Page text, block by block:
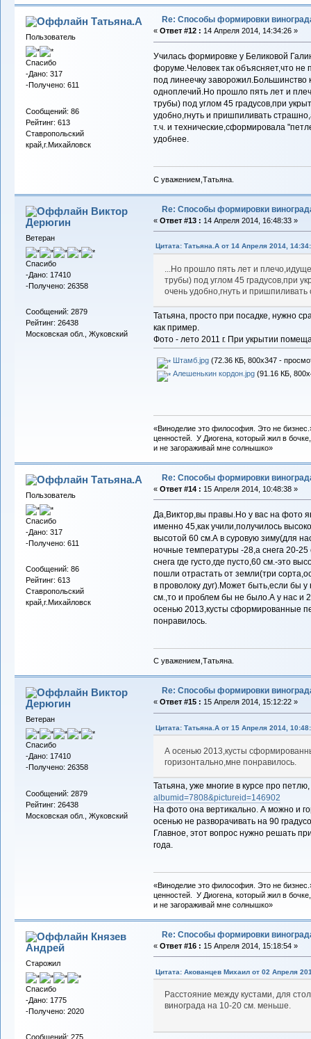
Татьяна.А
Пользователь
Спасибо
-Дано: 317
-Получено: 611
Сообщений: 86
Рейтинг: 613
Ставропольский
край,г.Михайловск
Re: Способы формировки
« Ответ #12 : 14 Апреля 2014, 14:34:26 »
Училась формировке у Беликовой
форуме.Человек так объясняет,что не
под линеечку заворожил.Большинство
одноплечий.Но прошло пять лет и
трубы) под углом 45 градусов,при
удобно,гнуть и пришпиливать
т.ч. и технические,сформировала
удобнее.
С уважением,Татьяна.
Виктор
Дерюгин
Ветеран
Спасибо
-Дано: 17410
-Получено: 26358
Сообщений: 2879
Рейтинг: 26438
Московская обл., Жуковский
Re: Способы формировки
« Ответ #13 : 14 Апреля 2014, 16:48:33 »
Цитата: Татьяна.А от 14 Апреля 2014,
...Но прошло пять лет и
трубы) под углом 45 градусов,при
очень удобно,гнуть и
Татьяна, просто при посадке, нужно
как пример.
Фото - лето 2011 г. При укрытии
Штамб.jpg(72.36 КБ, 800x347 -
Алешенькин кордон.jpg(91.16 КБ,
«Виноделие это философия. Это не
ценностей. У Диогена, который жил в
и не загораживай мне солнышко»
Татьяна.А
Пользователь
Спасибо
-Дано: 317
-Получено: 611
Сообщений: 86
Рейтинг: 613
Ставропольский
край,г.Михайловск
Re: Способы формировки
« Ответ #14 : 15 Апреля 2014, 10:48:38 »
Да,Виктор,вы правы.Но у вас на фото
именно 45,как учили,получилось
высотой 60 см.А в суровую зиму(для
ночные температуры -28,а снега 20-
снега где густо,где пусто,60 см.-это
пошли отрастать от земли(три
в проволоку дуг).Может быть,если бы
см.,то и проблем бы не было.А у нас и
осенью 2013,кусты сформированные
понравилось.
С уважением,Татьяна.
Виктор
Дерюгин
Ветеран
Спасибо
-Дано: 17410
-Получено: 26358
Сообщений: 2879
Рейтинг: 26438
Московская обл., Жуковский
Re: Способы формировки
« Ответ #15 : 15 Апреля 2014, 15:12:22 »
Цитата: Татьяна.А от 15 Апреля 2014,
А осенью 2013,кусты
горизонтально,мне понравилось.
Татьяна, уже многие в курсе про
albumid=7808&pictureid=146902
На фото она вертикально. А можно и
осенью не разворачивать на 90
Главное, этот вопрос нужно решать
года.
«Виноделие это философия. Это не
ценностей. У Диогена, который жил в
и не загораживай мне солнышко»
Князев
Андрей
Старожил
Спасибо
-Дано: 1775
-Получено: 2020
Сообщений: 275
Re: Способы формировки
« Ответ #16 : 15 Апреля 2014, 15:18:54 »
Цитата: Акованцев Михаил от 02 Апреля
Расстояние между кустами, для
винограда на 10-20 см. меньше.